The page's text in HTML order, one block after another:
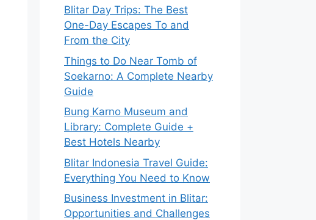
Blitar Day Trips: The Best
One-Day Escapes To and
From the City
Things to Do Near Tomb of
Soekarno: A Complete Nearby
Guide
Bung Karno Museum and
Library: Complete Guide +
Best Hotels Nearby
Blitar Indonesia Travel Guide:
Everything You Need to Know
Business Investment in Blitar:
Opportunities and Challenges